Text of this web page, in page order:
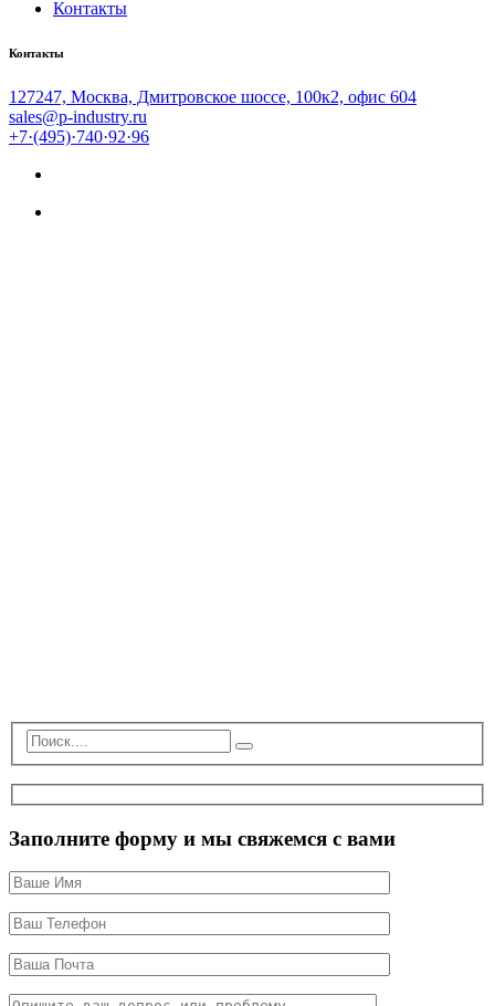
Контакты
Контакты
127247, Москва, Дмитровское шоссе, 100к2, офис 604
sales@p-industry.ru
+7·(495)·740·92·96
Заполните форму и мы свяжемся с вами